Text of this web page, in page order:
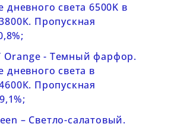
света 6500K в
Пропускная
Orange - Темный фарфор.
дневного света в
Пропускная
– Светло-салатовый.